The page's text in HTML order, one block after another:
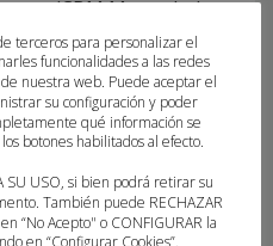
(CBM Morvedre),
Morvedre),Udane
Elche),Lucía
Paula Lluch(CBF
Agustinos Alicante),
del cuerpo técnico
— confirma el gran
terceros para personalizar el
funcionalidades a las redes
nuestra web. Puede aceptar el
su configuración y poder
qué información se
botones habilitados al efecto.
SU USO, si bien podrá retirar su
También puede RECHAZAR
“No Acepto" o CONFIGURAR la